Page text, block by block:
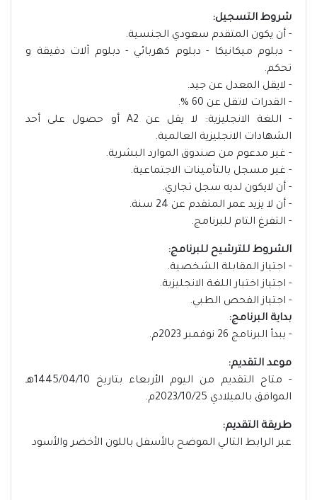
شروط التسجيل:
- أن يكون المتقدم سعودي الجنسية.
- دبلوم ميكانيكا - دبلوم كهربائي - دبلوم آلات دقيقة و
تحكم.
- لايقل المعدل عن جيد.
- القدرات لاتقل عن 60 %.
- اللغة الانجليزية: لا يقل عن A2 أو حصول على أحد
الشهادات الانجليزية العالمية.
- غير مدعوم من صندوق الموارد البشرية.
- غير مسجل بالتأمينات الاجتماعية.
- أن لايكون لديه سجل تجاري.
- أن لا يزيد عمر المتقدم عن 24 سنة.
- التفرغ التام للبرنامج.
الشروط للترشيح للبرنامج:
- اجتياز المقابلة الشخصية.
- اجتياز اختبار اللغة الانجليزية.
- اجتياز الفحص الطبي.
بداية البرنامج:
- يبدأ البرنامج 26 نوفمبر 2023م.
موعد التقديم:
- متاح التقديم من اليوم الأربعاء بتاريخ 1445/04/10هـ
الموافق بالميلادي 2023/10/25م.
طريقة التقديم:
عبر الرابط التالي الموضح بالأسفل باللون الأخضر والأسود